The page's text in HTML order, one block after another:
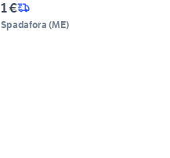
1 €
Spadafora (ME)